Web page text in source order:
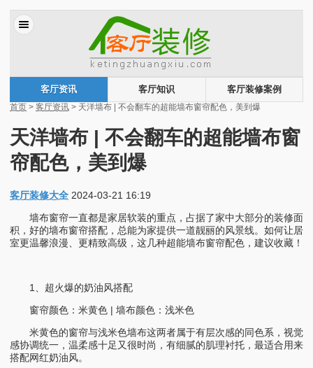
客厅资讯 客厅知识
客厅装修案例
首页 > 客厅资讯 > 天洋墙布 | 不会翻车的超能墙布窗帘配色，美到爆
天洋墙布 | 不会翻车的超能墙布窗
帘配色，美到爆
客厅装修大全 2024-03-21 16:19
墙布窗帘一直都是家居软装的重点，占据了家中大部分的装修面
积，好的墙布窗帘搭配，总能为家提供一道靓丽的风景线。如何让居
室更温馨浪漫、更精致高级，这几种超能墙布窗帘配色，建议收藏！
1、超火爆的奶油风搭配
窗帘颜色：米黄色 | 墙布颜色：浅米色
米黄色的窗帘与浅米色墙布这两者属于有层次感的同色系，视觉
感协调统一，温柔感十足又很时尚，有细腻的肌理衬托，最适合用来
搭配网红奶油风。